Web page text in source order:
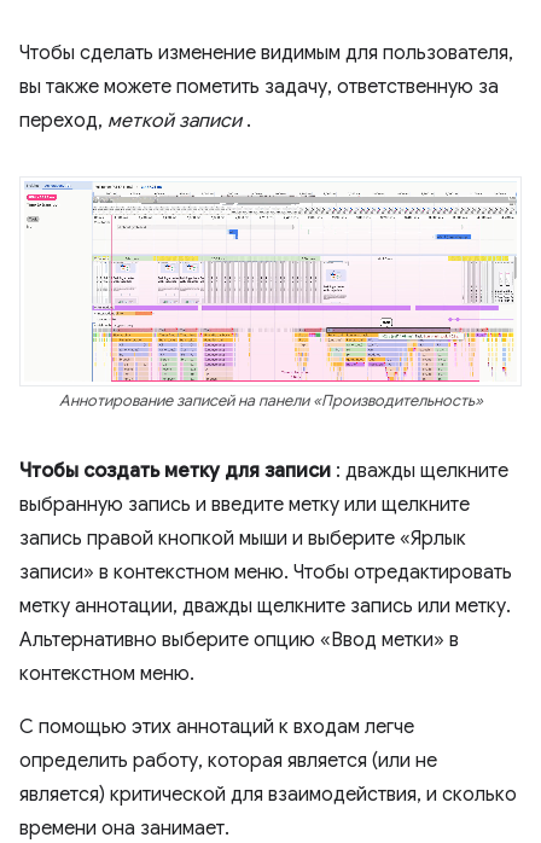
Чтобы сделать изменение видимым для пользователя,
вы также можете пометить задачу, ответственную за
переход, меткой записи.
Аннотирование записей на панели «Производительность»
Чтобы создать метку для записи : дважды щелкните
выбранную запись и введите метку или щелкните
запись правой кнопкой мыши и выберите «Ярлык
записи» в контекстном меню. Чтобы отредактировать
метку аннотации, дважды щелкните запись или метку.
Альтернативно выберите опцию «Ввод метки» в
контекстном меню.
С помощью этих аннотаций к входам легче
определить работу, которая является (или не
является) критической для взаимодействия, и сколько
времени она занимает.